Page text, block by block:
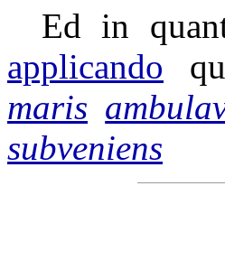
Ed in
applicando
maris
subveniens